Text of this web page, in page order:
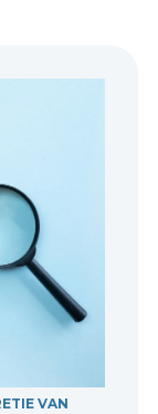
VAN